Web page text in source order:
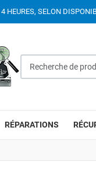
HEURES, SELON
RÉPARATIONS